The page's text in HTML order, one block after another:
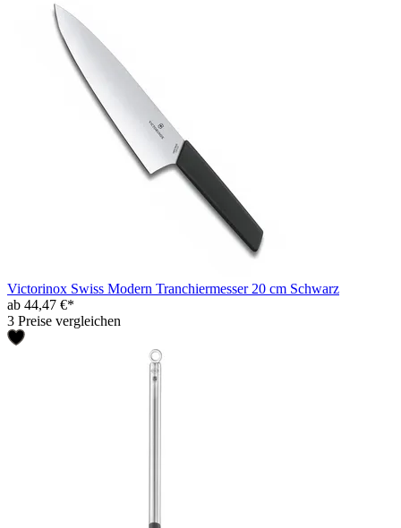
Victorinox Swiss Modern Tranchiermesser 20 cm Schwarz
ab 44,47 €*
3 Preise vergleichen